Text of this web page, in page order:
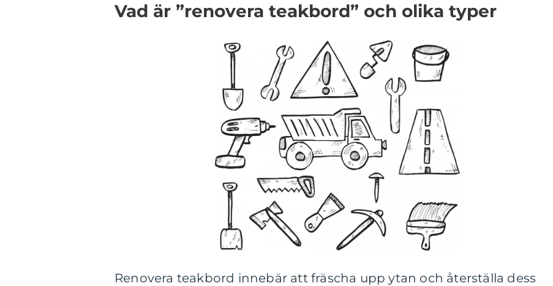
Vad är ”renovera teakbord” och olika typer
Renovera teakbord innebär att fräscha upp ytan och återställa dess